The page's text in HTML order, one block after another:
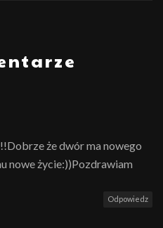
że dwór ma nowego
nowe życie:))Pozdrawiam
Odpowiedz